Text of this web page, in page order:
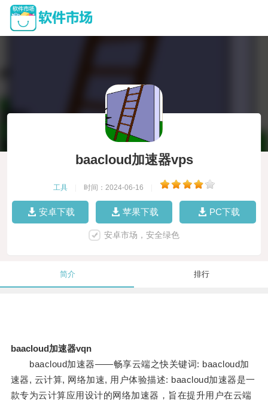
baacloud加速器vps
工具 时间：2024-06-16
安卓下载 苹果下载 PC下载
安卓市场，安全绿色
简介 排行
baacloud加速器vqn
baacloud加速器——畅享云端之快关键词: baacloud加
速器, 云计算, 网络加速, 用户体验描述: baacloud加速器是一
款专为云计算应用设计的网络加速器，旨在提升用户在云端